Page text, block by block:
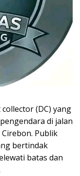
(DC) yang
di jalan
Publik
bertindak
batas dan